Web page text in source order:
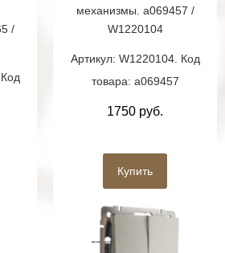
/
механизмы. a069457 /
W1220104
Артикул: W1220104. Код
товара: a069457
1750 руб.
Купить